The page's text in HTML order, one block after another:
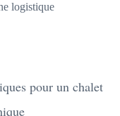
logistique
pour un chalet